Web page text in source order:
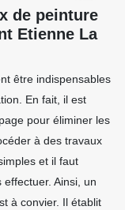
de peinture
Etienne La
être indispensables
En fait, il est
pour éliminer les
à des travaux
et il faut
Ainsi, un
à convier. Il établit